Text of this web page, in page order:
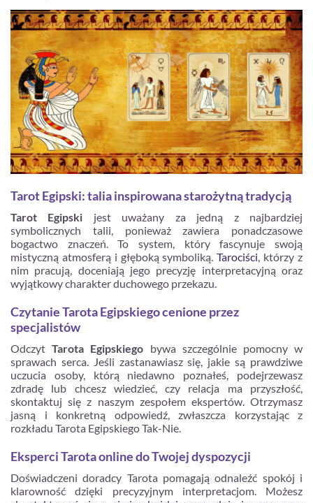
Zarejestruj się
Tarot Egipski: talia inspirowana starożytną tradycją
Tarot Egipski jest uważany za jedną z najbardziej
symbolicznych talii, ponieważ zawiera ponadczasowe
bogactwo znaczeń. To system, który fascynuje swoją
mistyczną atmosferą i głęboką symboliką.Tarociści, którzy z
nim pracują, doceniają jego precyzję interpretacyjną oraz
wyjątkowy charakter duchowego przekazu.
Czytanie Tarota Egipskiego cenione przez
specjalistów
OdczytTarota Egipskiego bywa szczególnie pomocny w
sprawach serca. Jeśli zastanawiasz się, jakie są prawdziwe
uczucia osoby, którą niedawno poznałeś, podejrzewasz
zdradę lub chcesz wiedzieć, czy relacja ma przyszłość,
skontaktuj się z naszym zespołem ekspertów. Otrzymasz
jasną i konkretną odpowiedź, zwłaszcza korzystając z
rozkładu Tarota Egipskiego Tak-Nie.
Eksperci Tarota online do Twojej dyspozycji
Doświadczeni doradcy Tarota pomagają odnaleźć spokój i
klarowność dzięki precyzyjnym interpretacjom. Możesz